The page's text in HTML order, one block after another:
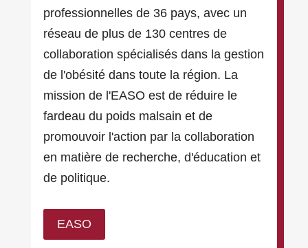
professionnelles de 36 pays, avec un
réseau de plus de 130 centres de
collaboration spécialisés dans la gestion
de l'obésité dans toute la région. La
mission de l'EASO est de réduire le
fardeau du poids malsain et de
promouvoir l'action par la collaboration
en matière de recherche, d'éducation et
de politique.
EASO